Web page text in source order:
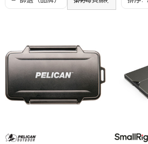
槽排列和攜帶方式。